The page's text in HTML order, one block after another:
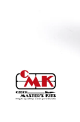
PUBLIKÁCIE